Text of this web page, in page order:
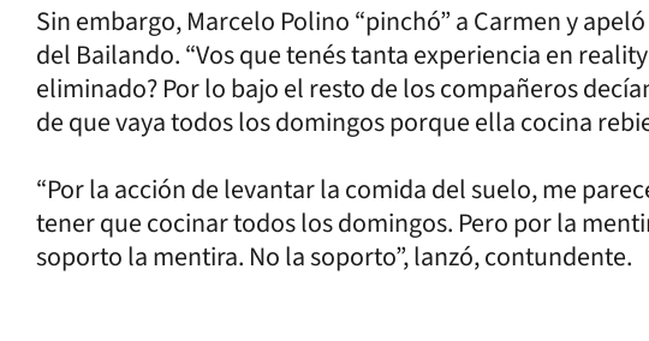
Sin embargo, Marcelo Polino “pinchó” a Carmen y
del Bailando. “Vos que tenés tanta experiencia en
eliminado? Por lo bajo el resto de los compañeros
de que vaya todos los domingos porque ella cocina
“Por la acción de levantar la comida del suelo, me
tener que cocinar todos los domingos. Pero por la
soporto la mentira. No la soporto”, lanzó, contundente.